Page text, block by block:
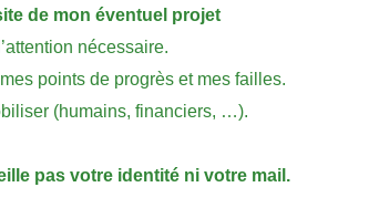
de mon éventuel projet
nécessaire.
points de progrès et mes failles.
(humains, financiers, …).
pas votre identité ni votre mail.